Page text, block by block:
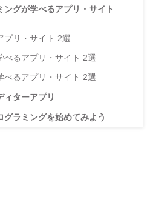
ングが学べるアプリ・サイト
プリ・サイト 2選
べるアプリ・サイト 2選
べるアプリ・サイト 2選
ィターアプリ
グラミングを始めてみよう